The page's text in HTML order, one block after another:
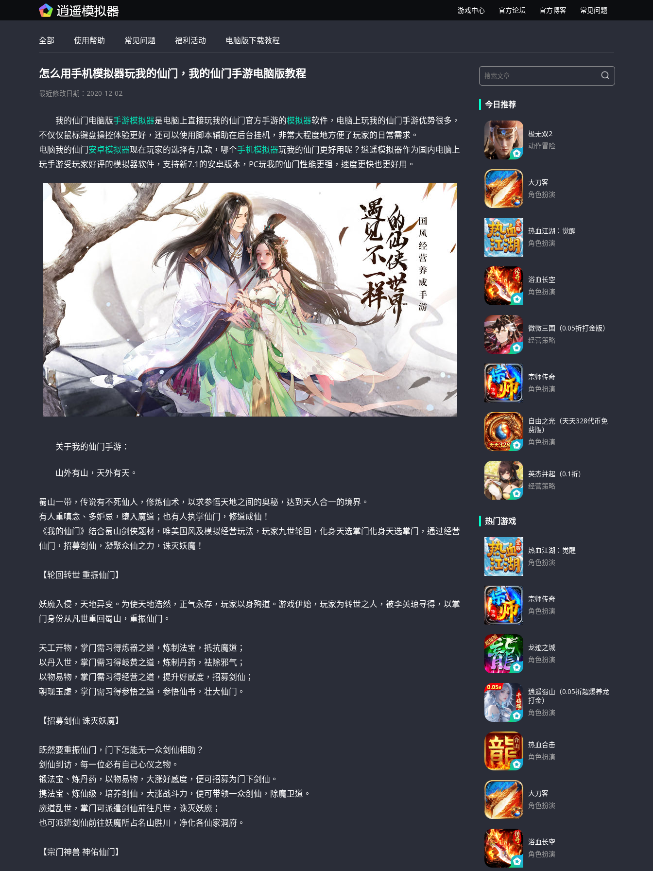
逍遥安卓模拟器 常见问题
官方博客
官方论坛
游戏中心
全部 使用帮助 常见问题 福利活动 电脑版下载教程
怎么用手机模拟器玩我的仙门，我的仙门手游电脑版教程
最近修改日期：2020-12-02
我的仙门电脑版手游模拟器是电脑上直接玩我的仙门官方手游的模拟器软件，电脑上玩我的仙门手游优势很多，
不仅仅鼠标键盘操控体验更好，还可以使用脚本辅助在后台挂机，非常大程度地方便了玩家的日常需求。
电脑我的仙门安卓模拟器现在玩家的选择有几款，哪个手机模拟器玩我的仙门更好用呢？逍遥模拟器作为国内电脑上
玩手游受玩家好评的模拟器软件，支持新7.1的安卓版本，PC玩我的仙门性能更强，速度更快也更好用。
关于我的仙门手游：
山外有山，天外有天。
蜀山一带，传说有不死仙人，修炼仙术，以求参悟天地之间的奥秘，达到天人合一的境界。
有人重嗔念、多妒忌，堕入魔道；也有人执掌仙门，修道成仙！
《我的仙门》结合蜀山剑侠题材，唯美国风及模拟经营玩法，玩家九世轮回，化身天选掌门化身天选掌门，通过经营
仙门，招募剑仙，凝聚众仙之力，诛灭妖魔！
【轮回转世 重振仙门】
妖魔入侵，天地异变。为使天地浩然，正气永存，玩家以身殉道。游戏伊始，玩家为转世之人，被李英琼寻得，以掌
门身份从凡世重回蜀山，重振仙门。
天工开物，掌门需习得炼器之道，炼制法宝，抵抗魔道；
以丹入世，掌门需习得岐黄之道，炼制丹药，祛除邪气；
以物易物，掌门需习得经营之道，提升好感度，招募剑仙；
朝现玉虚，掌门需习得参悟之道，参悟仙书，壮大仙门。
【招募剑仙 诛灭妖魔】
既然要重振仙门，门下怎能无一众剑仙相助？
剑仙到访，每一位必有自己心仪之物。
锻法宝、炼丹药，以物易物，大涨好感度，便可招募为门下剑仙。
携法宝、炼仙级，培养剑仙，大涨战斗力，便可带领一众剑仙，除魔卫道。
魔道乱世，掌门可派遣剑仙前往凡世，诛灭妖魔；
也可派遣剑仙前往妖魔所占名山胜川，净化各仙家洞府。
【宗门神兽 神佑仙门】
e
S
e
今日推荐
极无双2
动作冒险
大刀客
角色扮演
热血江湖：觉醒
角色扮演
浴血长空
角色扮演
微微三国（0.05折打金版）
经营策略
宗师传奇
角色扮演
自由之光（天天328代币免
费版）
角色扮演
英杰并起（0.1折）
经营策略
热门游戏
热血江湖：觉醒
角色扮演
宗师传奇
角色扮演
龙迹之城
角色扮演
逍遥蜀山（0.05折超爆养龙
打金）
角色扮演
热血合击
角色扮演
大刀客
角色扮演
浴血长空
角色扮演